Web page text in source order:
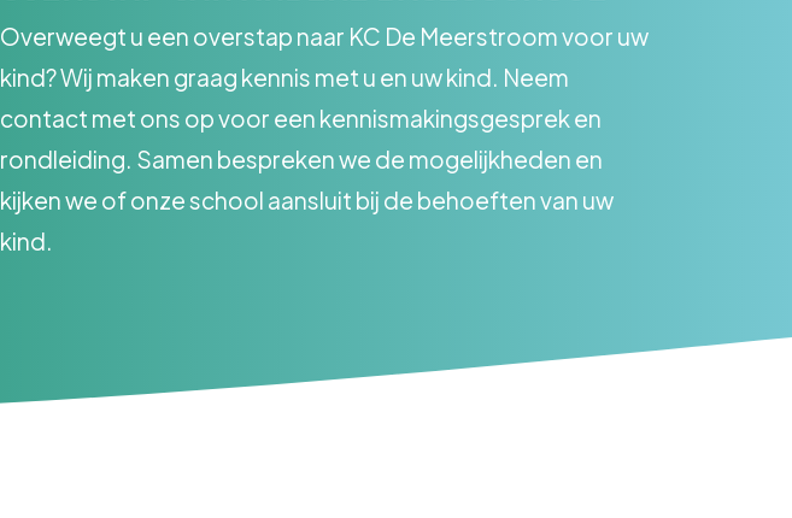
Overweegt u een overstap naar KC De Meerstroom voor uw
kind? Wij maken graag kennis met u en uw kind. Neem
contact met ons op voor een kennismakingsgesprek en
rondleiding. Samen bespreken we de mogelijkheden en
kijken we of onze school aansluit bij de behoeften van uw
kind.